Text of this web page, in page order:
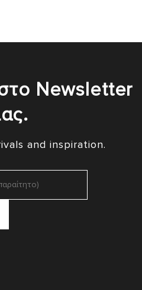
Newsletter
and inspiration.